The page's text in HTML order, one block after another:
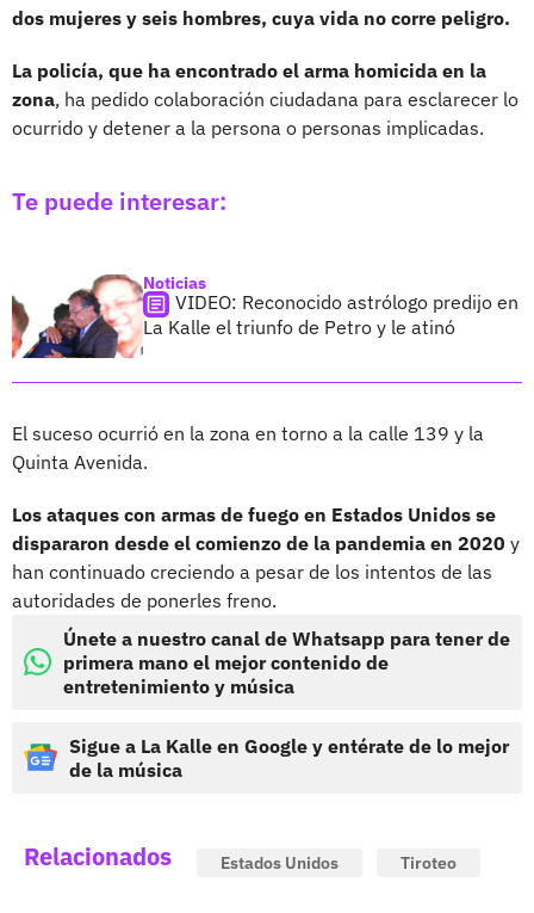
dos mujeres y seis hombres, cuya vida no corre peligro.
La policía, que ha encontrado el arma homicida en la
zona, ha pedido colaboración ciudadana para esclarecer lo
ocurrido y detener a la persona o personas implicadas.
Te puede interesar:
Noticias
VIDEO: Reconocido astrólogo predijo en
La Kalle el triunfo de Petro y le atinó
El suceso ocurrió en la zona en torno a la calle 139 y la
Quinta Avenida.
Los ataques con armas de fuego en Estados Unidos se
dispararon desde el comienzo de la pandemia en 2020 y
han continuado creciendo a pesar de los intentos de las
autoridades de ponerles freno.
Únete a nuestro canal de Whatsapp para tener de
primera mano el mejor contenido de
entretenimiento y música
Sigue a La Kalle en Google y entérate de lo mejor
de la música
Relacionados Estados Unidos Tiroteo